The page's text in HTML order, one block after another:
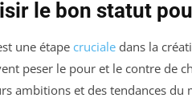
le bon statut
une étape cruciale dans la
peser le pour et le contre de
ambitions et des tendances du